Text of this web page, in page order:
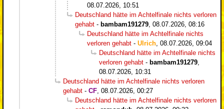
08.07.2026, 10:51
Deutschland hätte im Achtelfinale nichts verloren
gehabt - bambam191279 08.07.2026, 08:16
Deutschland hätte im Achtelfinale nichts
verloren gehabt - Ulrich 08.07.2026, 09:04
Deutschland hätte im Achtelfinale nichts
verloren gehabt - bambam191279
08.07.2026, 10:31
Deutschland hätte im Achtelfinale nichts verloren
gehabt - CF 08.07.2026, 00:27
Deutschland hätte im Achtelfinale nichts verloren